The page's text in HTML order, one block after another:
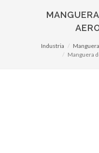
Industria
Manguera